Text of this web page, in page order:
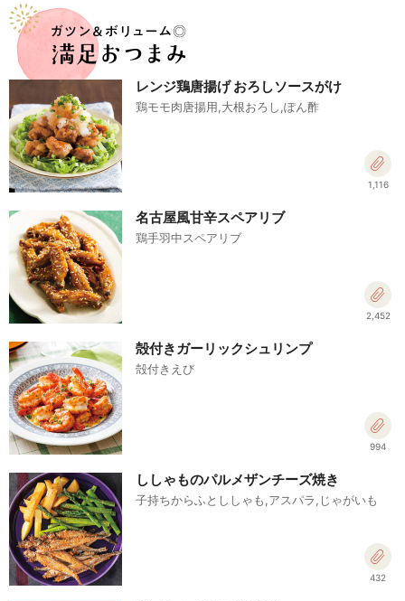
レンジ鶏唐揚げ おろしソースがけ
鶏モモ肉唐揚用,大根おろし,ぽん酢
1,116
名古屋風甘辛スペアリブ
鶏手羽中スペアリブ
2,452
殻付きガーリックシュリンプ
殻付きえび
994
ししゃものパルメザンチーズ焼き
子持ちからふとししゃも,アスパラ,じゃがいも
432